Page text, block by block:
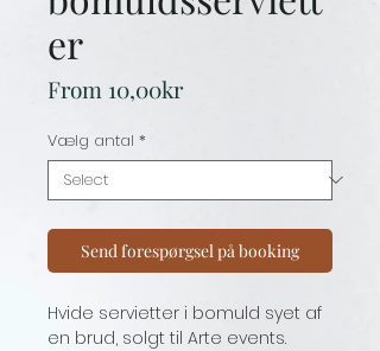
er
From 10,00krSale
Vælg antal *
Send forespørgsel på booking
Hvide servietter i bomuld syet af
en brud, solgt til Arte events.